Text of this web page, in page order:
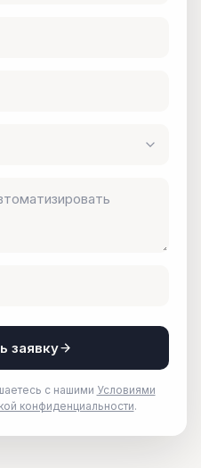
заявку
с нашими Условиями
конфиденциальности.